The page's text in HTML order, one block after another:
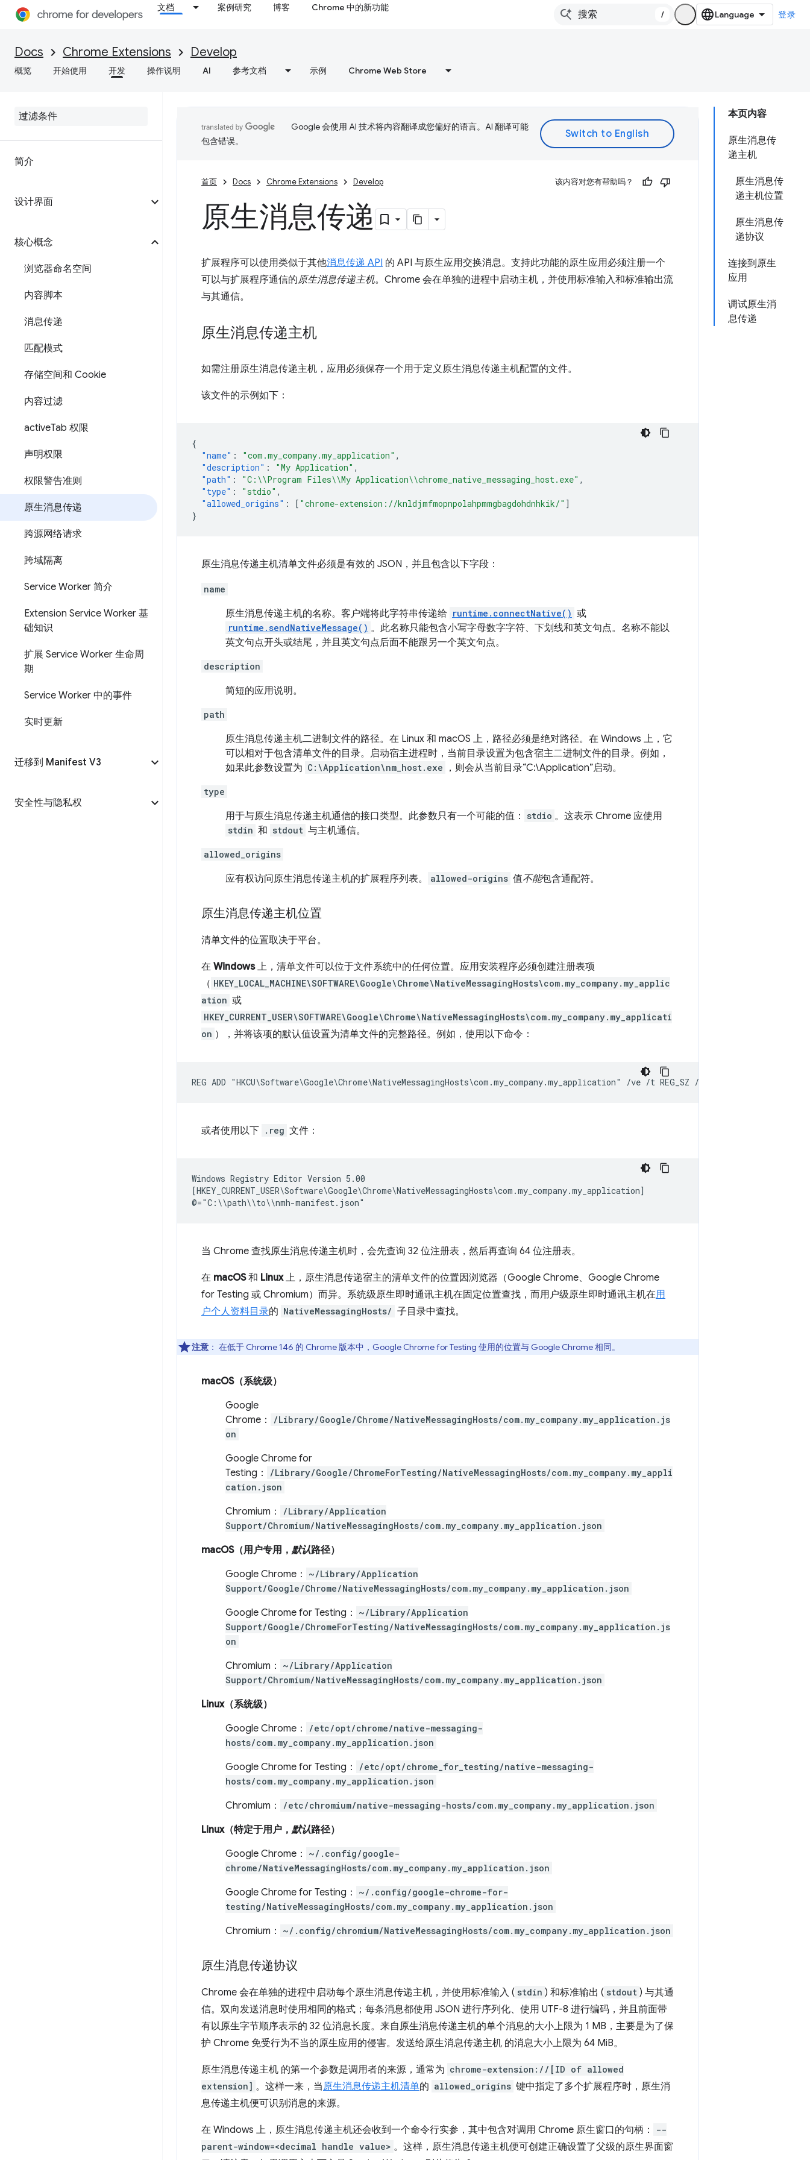
文档 案例研究 博客 Chrome 中的新功能
/ 登录
Docs Chrome Extensions Develop
概览 开始使用 开发 操作说明 AI 参考文档 示例 Chrome Web Store
简介
设计界面
核心概念
浏览器命名空间
内容脚本
消息传递
匹配模式
存储空间和 Cookie
内容过滤
activeTab 权限
声明权限
权限警告准则
原生消息传递
跨源网络请求
跨域隔离
Service Worker 简介
Extension Service Worker 基
础知识
扩展 Service Worker 生命周
期
Service Worker 中的事件
实时更新
迁移到 Manifest V3
安全性与隐私权
本页内容
原生消息传
递主机
原生消息传
递主机位置
原生消息传
递协议
连接到原生
应用
调试原生消
息传递
Google 会使用 AI 技术将内容翻译成您偏好的语言。AI 翻译可能
包含错误。
首页 Docs Chrome Extensions Develop 该内容对您有帮助吗？
原生消息传递
扩展程序可以使用类似于其他消息传递 API 的 API 与原生应用交换消息。支持此功能的原生应用必须注册一个
可以与扩展程序通信的原生消息传递主机。Chrome 会在单独的进程中启动主机，并使用标准输入和标准输出流
与其通信。
原生消息传递主机
如需注册原生消息传递主机，应用必须保存一个用于定义原生消息传递主机配置的文件。
该文件的示例如下：
{
"name" : "com.my_company.my_application" ,
"description" : "My Application" ,
"path" : "C:\\Program Files\\My Application\\chrome_native_messaging_host.exe" ,
"type" : "stdio" ,
"allowed_origins" : [ "chrome-extension://knldjmfmopnpolahpmmgbagdohdnhkik/" ]
}
原生消息传递主机清单文件必须是有效的 JSON，并且包含以下字段：
name
原生消息传递主机的名称。客户端将此字符串传递给 runtime.connectNative() 或
runtime.sendNativeMessage() 。此名称只能包含小写字母数字字符、下划线和英文句点。名称不能以
英文句点开头或结尾，并且英文句点后面不能跟另一个英文句点。
description
简短的应用说明。
path
原生消息传递主机二进制文件的路径。在 Linux 和 macOS 上，路径必须是绝对路径。在 Windows 上，它
可以相对于包含清单文件的目录。启动宿主进程时，当前目录设置为包含宿主二进制文件的目录。例如，
如果此参数设置为 C:\Application\nm_host.exe ，则会从当前目录“C:\Application”启动。
type
用于与原生消息传递主机通信的接口类型。此参数只有一个可能的值： stdio 。这表示 Chrome 应使用
stdin 和 stdout 与主机通信。
allowed_origins
应有权访问原生消息传递主机的扩展程序列表。 allowed-origins 值不能包含通配符。
原生消息传递主机位置
清单文件的位置取决于平台。
在 Windows上，清单文件可以位于文件系统中的任何位置。应用安装程序必须创建注册表项
（ HKEY_LOCAL_MACHINE\SOFTWARE\Google\Chrome\NativeMessagingHosts\com.my_company.my_applic
ation 或
HKEY_CURRENT_USER\SOFTWARE\Google\Chrome\NativeMessagingHosts\com.my_company.my_applicati
on ），并将该项的默认值设置为清单文件的完整路径。例如，使用以下命令：
或者使用以下 .reg 文件：
Windows Registry Editor Version 5.00
[HKEY_CURRENT_USER\Software\Google\Chrome\NativeMessagingHosts\com.my_company.my_application]
当 Chrome 查找原生消息传递主机时，会先查询 32 位注册表，然后再查询 64 位注册表。
在 macOS和 Linux上，原生消息传递宿主的清单文件的位置因浏览器（Google Chrome、Google Chrome
for Testing 或 Chromium）而异。系统级原生即时通讯主机在固定位置查找，而用户级原生即时通讯主机在用
户个人资料目录的 NativeMessagingHosts/ 子目录中查找。
注意 ： 在低于 Chrome 146 的 Chrome 版本中，Google Chrome for Testing 使用的位置与 Google Chrome 相同。
macOS（系统级）
Google
Chrome：
/Library/Google/Chrome/NativeMessagingHosts/com.my_company.my_application.js
on
Google Chrome for
Testing：
/Library/Google/ChromeForTesting/NativeMessagingHosts/com.my_company.my_appli
cation.json
Chromium：
/Library/Application
Support/Chromium/NativeMessagingHosts/com.my_company.my_application.json
macOS（用户专用， 默认路径）
Google Chrome：
~/Library/Application
Support/Google/Chrome/NativeMessagingHosts/com.my_company.my_application.json
Google Chrome for Testing：
~/Library/Application
Support/Google/ChromeForTesting/NativeMessagingHosts/com.my_company.my_application.js
on
Chromium：
~/Library/Application
Support/Chromium/NativeMessagingHosts/com.my_company.my_application.json
Linux（系统级）
Google Chrome：
/etc/opt/chrome/native-messaging-
hosts/com.my_company.my_application.json
Google Chrome for Testing：
/etc/opt/chrome_for_testing/native-messaging-
hosts/com.my_company.my_application.json
Chromium： /etc/chromium/native-messaging-hosts/com.my_company.my_application.json
Linux（特定于用户， 默认路径）
Google Chrome：
~/.config/google-
chrome/NativeMessagingHosts/com.my_company.my_application.json
Google Chrome for Testing：
~/.config/google-chrome-for-
testing/NativeMessagingHosts/com.my_company.my_application.json
Chromium： ~/.config/chromium/NativeMessagingHosts/com.my_company.my_application.json
原生消息传递协议
Chrome 会在单独的进程中启动每个原生消息传递主机，并使用标准输入 ( stdin ) 和标准输出 ( stdout ) 与其通
信。双向发送消息时使用相同的格式；每条消息都使用 JSON 进行序列化、使用 UTF-8 进行编码，并且前面带
有以原生字节顺序表示的 32 位消息长度。来自原生消息传递主机的单个消息的大小上限为 1 MB，主要是为了保
护 Chrome 免受行为不当的原生应用的侵害。发送给原生消息传递主机 的消息大小上限为 64 MiB。
原生消息传递主机 的第一个参数是调用者的来源，通常为 chrome-extension://[ID of allowed
extension] 。这样一来，当原生消息传递主机清单的 allowed_origins 键中指定了多个扩展程序时，原生消
息传递主机便可识别消息的来源。
在 Windows 上，原生消息传递主机还会收到一个命令行实参，其中包含对调用 Chrome 原生窗口的句柄：
--
parent-window=<decimal handle value> 。这样，原生消息传递主机便可创建正确设置了父级的原生界面窗